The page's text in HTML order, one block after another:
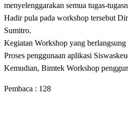
menyelenggarakan semua tugas-
Hadir pula pada workshop tersebut
Sumitro.
Kegiatan Workshop yang
Proses penggunaan aplikasi
Kemudian, Bimtek Workshop
Pembaca : 128